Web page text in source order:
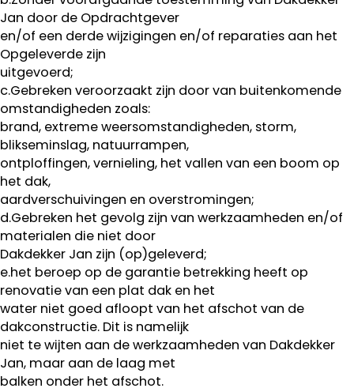
Jan door de Opdrachtgever
en/of een derde wijzigingen en/of reparaties aan het
Opgeleverde zijn
uitgevoerd;
c.Gebreken veroorzaakt zijn door van buitenkomende
omstandigheden zoals:
brand, extreme weersomstandigheden, storm,
blikseminslag, natuurrampen,
ontploffingen, vernieling, het vallen van een boom op
het dak,
aardverschuivingen en overstromingen;
d.Gebreken het gevolg zijn van werkzaamheden en/of
materialen die niet door
Dakdekker Jan zijn (op)geleverd;
e.het beroep op de garantie betrekking heeft op
renovatie van een plat dak en het
water niet goed afloopt van het afschot van de
dakconstructie. Dit is namelijk
niet te wijten aan de werkzaamheden van Dakdekker
Jan, maar aan de laag met
balken onder het afschot.